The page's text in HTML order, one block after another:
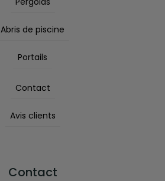
Abris de piscine
Portails
Contact
Avis clients
Contact